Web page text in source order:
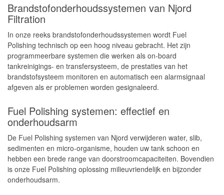
Brandstofonderhoudssystemen van Njord
Filtration
In onze reeks brandstofonderhoudssystemen wordt Fuel
Polishing technisch op een hoog niveau gebracht. Het zijn
programmeerbare systemen die werken als on-board
tankreinigings- en transfersysteem, de prestaties van het
brandstofsysteem monitoren en automatisch een alarmsignaal
afgeven als er problemen worden gesignaleerd.
Fuel Polishing systemen: effectief en
onderhoudsarm
De Fuel Polishing systemen van Njord verwijderen water, slib,
sedimenten en micro-organisme, houden uw tank schoon en
hebben een brede range van doorstroomcapaciteiten. Bovendien
is onze Fuel Polishing oplossing milieuvriendelijk en bijzonder
onderhoudsarm.